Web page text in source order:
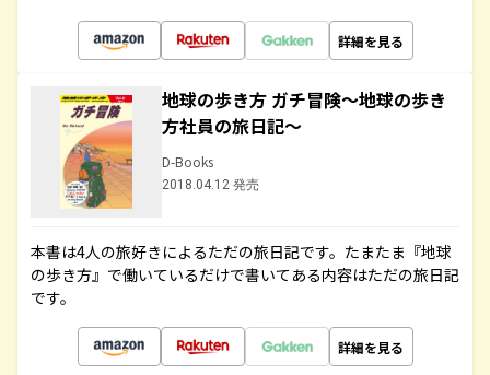
詳細を見る
地球の歩き方 ガチ冒険～地球の歩き
方社員の旅日記～
D-Books
2018.04.12 発売
本書は4人の旅好きによるただの旅日記です。たまたま『地球
の歩き方』で働いているだけで書いてある内容はただの旅日記
です。
詳細を見る